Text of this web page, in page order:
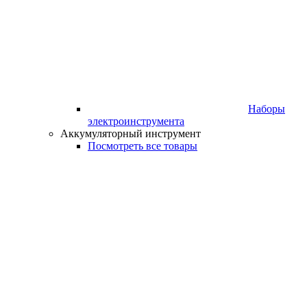
Наборы
электроинструмента
Аккумуляторный инструмент
Посмотреть все товары